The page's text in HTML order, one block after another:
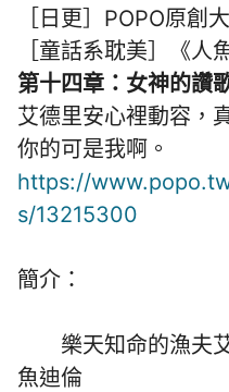
［日更］POPO原創
［童話系耽美］《人
第十四章：女神的讚
艾德里安心裡動容，
你的可是我啊。
https://
s/13215300
簡介：
樂天知命的漁夫艾
魚迪倫